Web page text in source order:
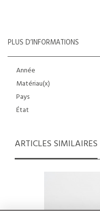
PLUS D’INFORMATIONS
Année
Matériau(x)
Pays
État
ARTICLES SIMILAIRES